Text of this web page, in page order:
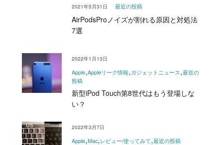
最近の投稿
AirPodsProノイズが割れる原因と対処法
7選
2021年5月31日
Apple Appleリーク情報 ガジェットニュース 最近の
投稿
新型iPod Touch第8世代はもう登場しな
い？
2022年1月13日
Apple Mac レビュー/使ってみて 最近の投稿
2022年3月7日